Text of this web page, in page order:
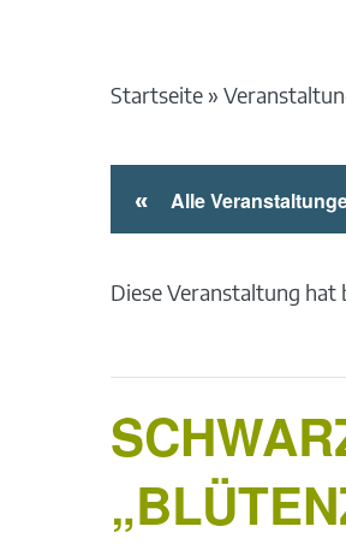
Startseite»
« Alle
Diese Veranstaltung hat